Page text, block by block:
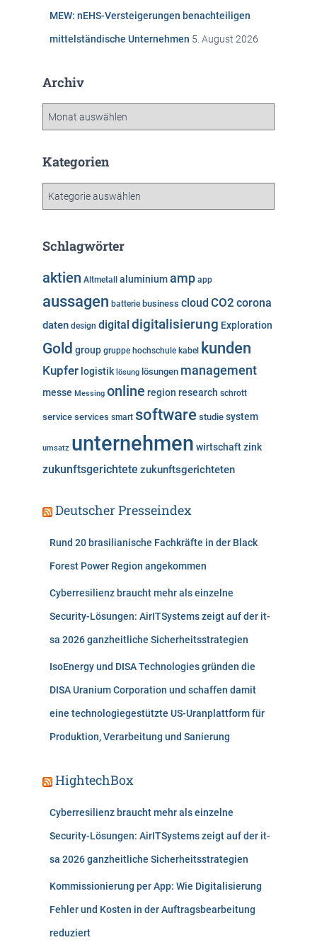
MEW: nEHS-Versteigerungen benachteiligen
mittelständische Unternehmen 5. August 2026
Archiv
h
Kategorien
g
r
i
n
Schlagwörter
aktien Altmetall aluminiumamp app
aussagen batterie business cloud CO2 corona
daten design digital digitalisierung Exploration
Gold group gruppe hochschule kabel kunden
Kupfer logistik lösung lösungen management
messe Messing online region research schrott
service services smart software studie system
umsatz unternehmen wirtschaftzink
zukunftsgerichtete zukunftsgerichteten
Deutscher Presseindex
Rund 20 brasilianische Fachkräfte in der Black
Forest Power Region angekommen
Cyberresilienz braucht mehr als einzelne
Security-Lösungen: AirITSystems zeigt auf der it-
sa 2026 ganzheitliche Sicherheitsstrategien
IsoEnergy und DISA Technologies gründen die
DISA Uranium Corporation und schaffen damit
eine technologiegestützte US-Uranplattform für
Produktion, Verarbeitung und Sanierung
HightechBox
Cyberresilienz braucht mehr als einzelne
Security-Lösungen: AirITSystems zeigt auf der it-
sa 2026 ganzheitliche Sicherheitsstrategien
Kommissionierung per App: Wie Digitalisierung
Fehler und Kosten in der Auftragsbearbeitung
reduziert